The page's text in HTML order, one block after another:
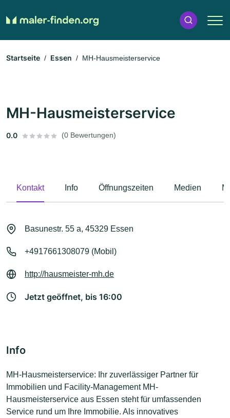
Startseite Essen MH-Hausmeisterservice
MH-Hausmeisterservice
0.0 (0 Bewertungen)
Kontakt Info Öffnungszeiten Medien
Basunestr. 55 a, 45329 Essen
+4917661308079 (Mobil)
http://hausmeister-mh.de
Jetzt geöffnet, bis 16:00
Info
MH-Hausmeisterservice: Ihr zuverlässiger Partner für
Immobilien und Facility-Management MH-
Hausmeisterservice aus Essen steht für umfassenden
Service rund um Ihre Immobilie. Als innovatives